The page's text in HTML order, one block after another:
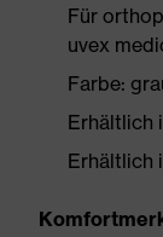
Für
uvex
Farbe:
Erhältlich
Erhältlich